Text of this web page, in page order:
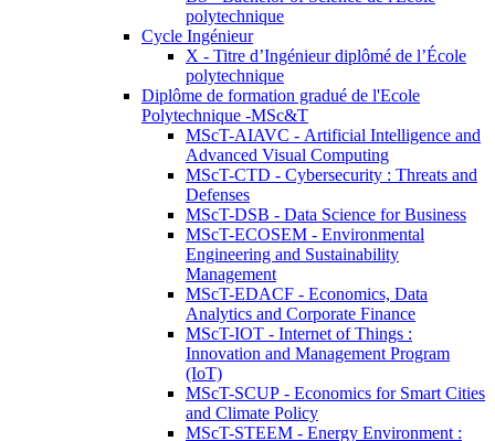
polytechnique
Cycle Ingénieur
X - Titre d’Ingénieur diplômé de l’École
polytechnique
Diplôme de formation gradué de l'Ecole
Polytechnique -MSc&T
MScT-AIAVC - Artificial Intelligence and
Advanced Visual Computing
MScT-CTD - Cybersecurity : Threats and
Defenses
MScT-DSB - Data Science for Business
MScT-ECOSEM - Environmental
Engineering and Sustainability
Management
MScT-EDACF - Economics, Data
Analytics and Corporate Finance
MScT-IOT - Internet of Things :
Innovation and Management Program
(IoT)
MScT-SCUP - Economics for Smart Cities
and Climate Policy
MScT-STEEM - Energy Environment :